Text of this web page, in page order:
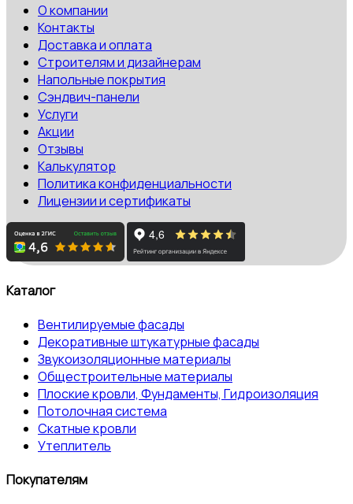
О компании
Контакты
Доставка и оплата
Строителям и дизайнерам
Напольные покрытия
Сэндвич-панели
Услуги
Акции
Отзывы
Калькулятор
Политика конфиденциальности
Лицензии и сертификаты
Каталог
Вентилируемые фасады
Декоративные штукатурные фасады
Звукоизоляционные материалы
Общестроительные материалы
Плоские кровли, Фундаменты, Гидроизоляция
Потолочная система
Скатные кровли
Утеплитель
Покупателям